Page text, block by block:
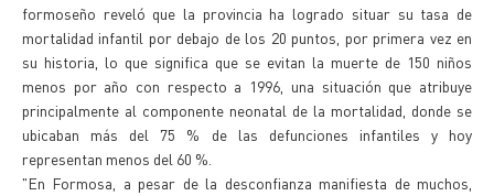
formoseño reveló que la provincia ha logrado situar su tasa de
mortalidad infantil por debajo de los 20 puntos, por primera vez en
su historia, lo que significa que se evitan la muerte de 150 niños
menos por año con respecto a 1996, una situación que atribuye
principalmente al componente neonatal de la mortalidad, donde se
ubicaban más del 75 % de las defunciones infantiles y hoy
representan menos del 60 %.
"En Formosa, a pesar de la desconfianza manifiesta de muchos,